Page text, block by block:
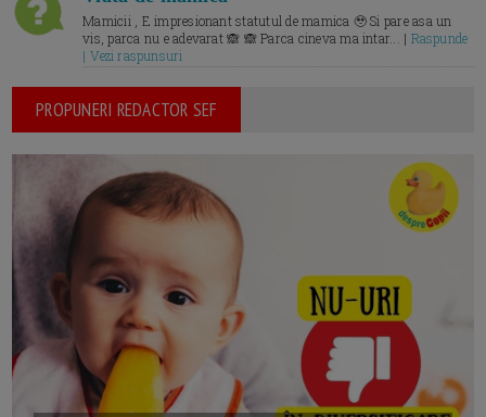
Mamicii , E impresionant statutul de mamica 🥹 Si pare asa un
vis, parca nu e adevarat 🙈 🙈 Parca cineva ma intar... | Raspunde
| Vezi raspunsuri
PROPUNERI REDACTOR SEF